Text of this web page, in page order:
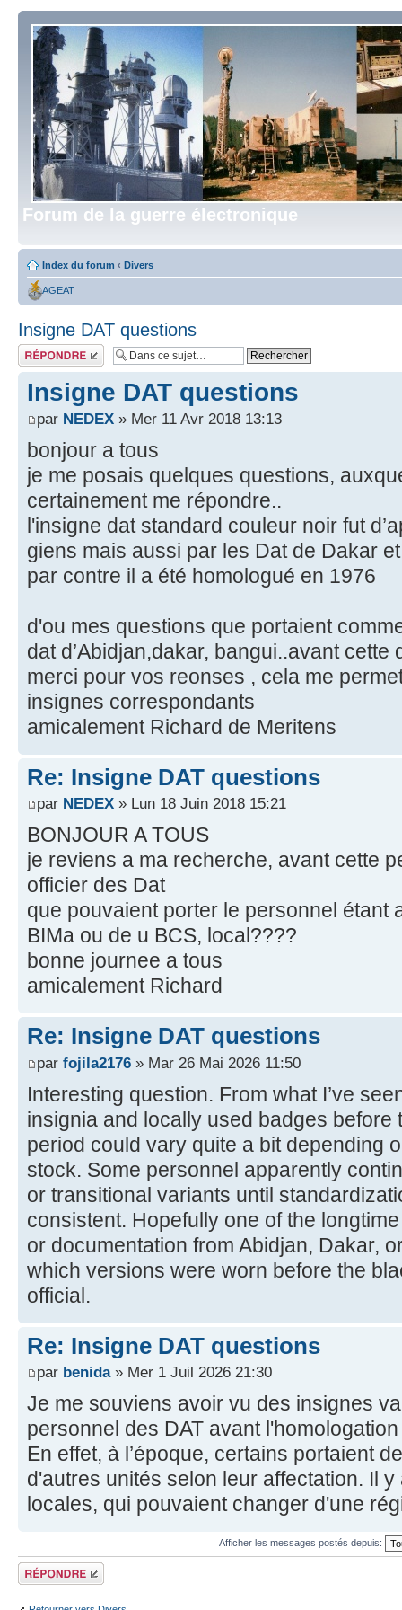
Forum de la guerre électronique
Index du forum ‹ Divers
AGEAT
Insigne DAT questions
Répondre
Insigne DAT questions
par NEDEX » Mer 11 Avr 2018 13:13
bonjour a tous
je me posais quelques questions,
certainement me répondre..
l'insigne dat standard couleur noir fut
giens mais aussi par les Dat de Dakar
par contre il a été homologué en 1976
d'ou mes questions que portaient
dat d’Abidjan,dakar, bangui..avant cette
merci pour vos reonses , cela me
insignes correspondants
amicalement Richard de Meritens
Re: Insigne DAT questions
par NEDEX » Lun 18 Juin 2018 15:21
BONJOUR A TOUS
je reviens a ma recherche, avant cette
officier des Dat
que pouvaient porter le personnel étant
BIMa ou de u BCS, local????
bonne journee a tous
amicalement Richard
Re: Insigne DAT questions
par fojila2176 » Mar 26 Mai 2026 11:50
Interesting question. From what I’ve
insignia and locally used badges before
period could vary quite a bit depending
stock. Some personnel apparently
or transitional variants until
consistent. Hopefully one of the
or documentation from Abidjan, Dakar,
which versions were worn before the
official.
Re: Insigne DAT questions
par benida» Mer 1 Juil 2026 21:30
Je me souviens avoir vu des insignes
personnel des DAT avant
En effet, à l’époque, certains portaient
d'autres unités selon leur affectation. Il
locales, qui pouvaient changer d'une
Afficher les messages postés depuis:
Répondre